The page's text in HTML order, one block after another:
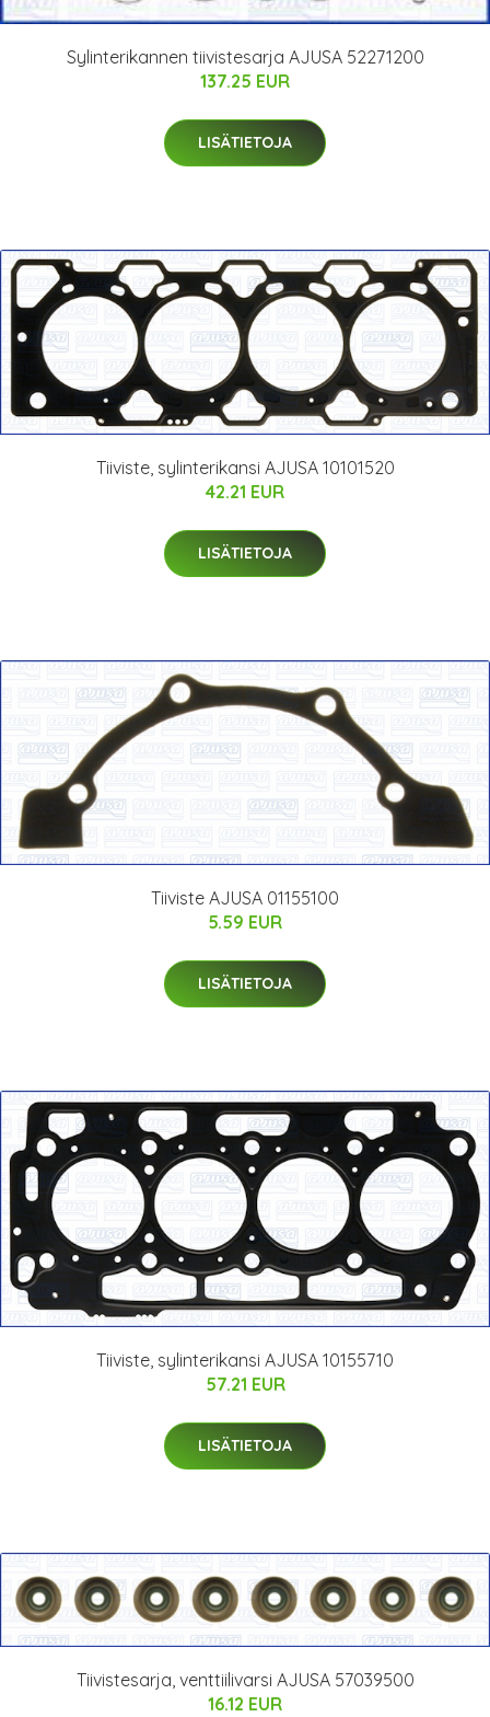
Sylinterikannen tiivistesarja AJUSA 52271200
137.25 EUR
LISÄTIETOJA
Tiiviste, sylinterikansi AJUSA 10101520
42.21 EUR
LISÄTIETOJA
Tiiviste AJUSA 01155100
5.59 EUR
LISÄTIETOJA
Tiiviste, sylinterikansi AJUSA 10155710
57.21 EUR
LISÄTIETOJA
Tiivistesarja, venttiilivarsi AJUSA 57039500
16.12 EUR